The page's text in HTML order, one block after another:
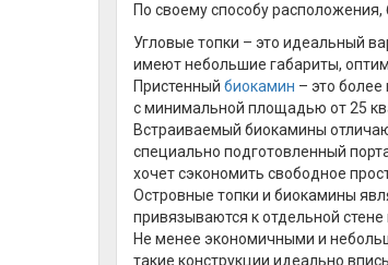
По своему способу
Угловые топки – это идеальный
имеют небольшие габариты,
Пристенный биокамин – это
с минимальной площадью от 25
Встраиваемый биокамины
специально подготовленный
хочет сэкономить свободное
Островные топки и биокамины
привязываются к отдельной стене
Не менее экономичными и
такие конструкции идеально